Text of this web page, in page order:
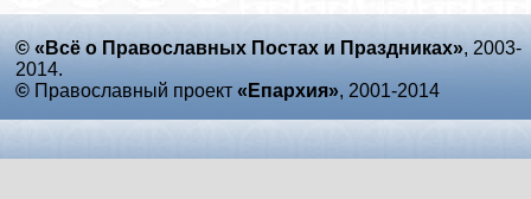
© «Всё о Православных Постах и Праздниках», 2003-
2014.
© Православный проект «Епархия», 2001-2014